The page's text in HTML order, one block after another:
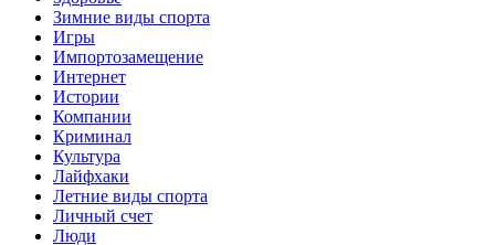
Зимние виды спорта
Игры
Импортозамещение
Интернет
Истории
Компании
Криминал
Культура
Лайфхаки
Летние виды спорта
Личный счет
Люди